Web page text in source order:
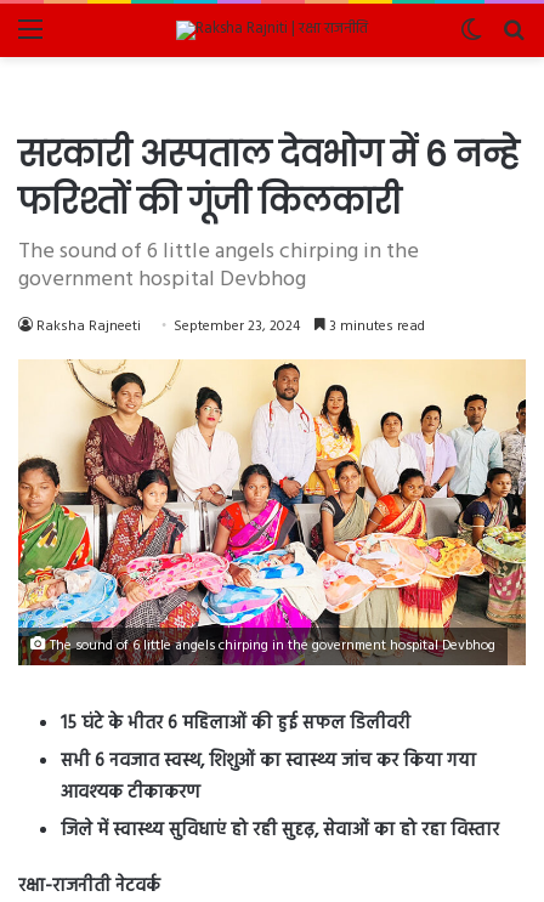
Menu
Switch
skin
सरकारी अस्पताल देवभोग में 6 नन्हे
फरिश्तों की गूंजी किलकारी
The sound of 6 little angels chirping in the
government hospital Devbhog
Raksha Rajneeti September 23, 2024 3 minutes read
The sound of 6 little angels chirping in the government hospital Devbhog
15 घंटे के भीतर 6 महिलाओं की हुई सफल डिलीवरी
सभी 6 नवजात स्वस्थ, शिशुओं का स्वास्थ्य जांच कर किया गया
आवश्यक टीकाकरण
जिले में स्वास्थ्य सुविधाएं हो रही सुदृढ़, सेवाओं का हो रहा विस्तार
रक्षा-राजनीती नेटवर्क